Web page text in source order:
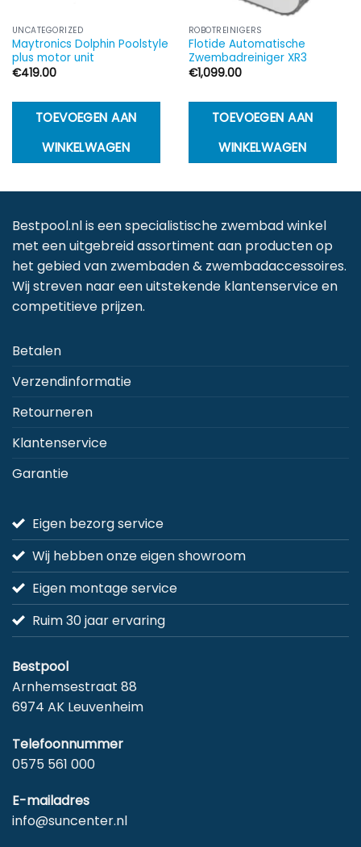
UNCATEGORIZED
Maytronics Dolphin Poolstyle
plus motor unit
€419.00
TOEVOEGEN AAN
WINKELWAGEN
ROBOTREINIGERS
Flotide Automatische
Zwembadreiniger XR3
€1,099.00
TOEVOEGEN AAN
WINKELWAGEN
Bestpool.nl is een specialistische zwembad winkel
met een uitgebreid assortiment aan producten op
het gebied van zwembaden & zwembadaccessoires.
Wij streven naar een uitstekende klantenservice en
competitieve prijzen.
Betalen
Verzendinformatie
Retourneren
Klantenservice
Garantie
Eigen bezorg service
Wij hebben onze eigen showroom
Eigen montage service
Ruim 30 jaar ervaring
Bestpool
Arnhemsestraat 88
6974 AK Leuvenheim
Telefoonnummer
0575 561 000
E-mailadres
info@suncenter.nl